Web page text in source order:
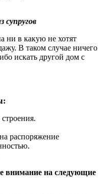
супругов
ни в какую не хотят
В таком случае ничего
искать другой дом с
распоряжение
внимание на следующие